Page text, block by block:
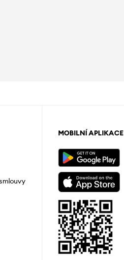
MOBILNÍ APLIKACE